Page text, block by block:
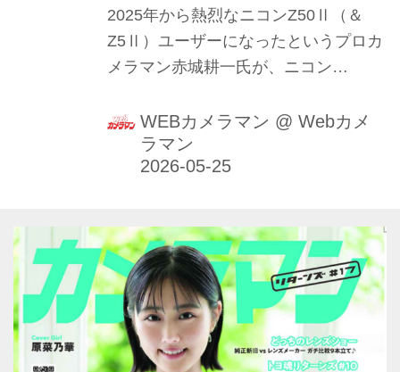
2025年から熱烈なニコンZ50Ⅱ（＆
Z5Ⅱ）ユーザーになったというプロカ
メラマン赤城耕一氏が、ニコン
の魅力を本音で語ります！（2026年1
月21日公開、2026年5月22日リライ
WEBカメラマン @ Webカメ
ラマン